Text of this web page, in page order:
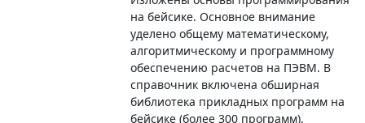
на бейсике. Основное внимание
уделено общему математическому,
алгоритмическому и программному
обеспечению расчетов на ПЭВМ. В
справочник включена обширная
библиотека прикладных программ на
бейсике (более 300 программ),